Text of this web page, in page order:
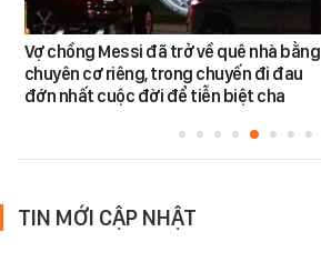
Vợ chồng Messi đã trở về quê nhà bằng
chuyên cơ riêng, trong chuyến đi đau
đớn nhất cuộc đời để tiễn biệt cha
TIN MỚI CẬP NHẬT